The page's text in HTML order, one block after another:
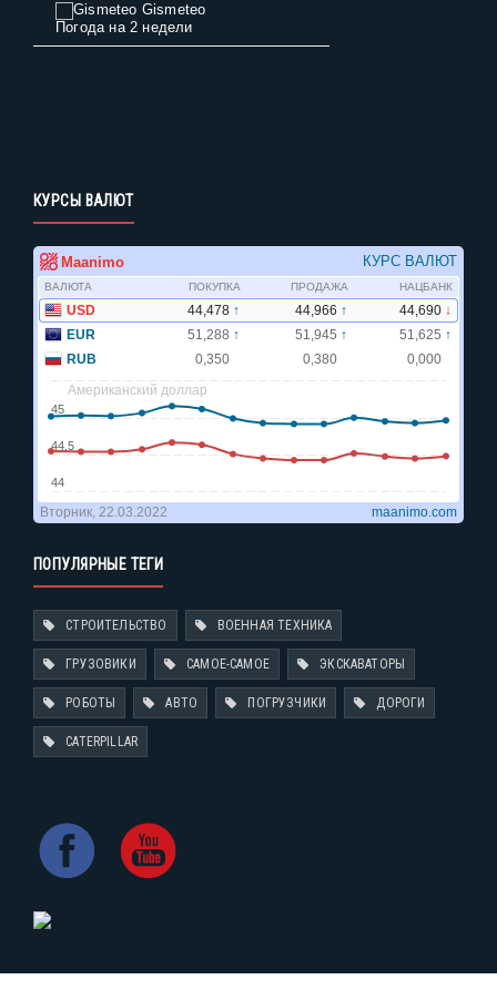
Gismeteo
Погода на 2 недели
КУРСЫ ВАЛЮТ
ПОПУЛЯРНЫЕ ТЕГИ
СТРОИТЕЛЬСТВО ВОЕННАЯ ТЕХНИКА
ГРУЗОВИКИ САМОЕ-САМОЕ ЭКСКАВАТОРЫ
РОБОТЫ АВТО ПОГРУЗЧИКИ ДОРОГИ
CATERPILLAR